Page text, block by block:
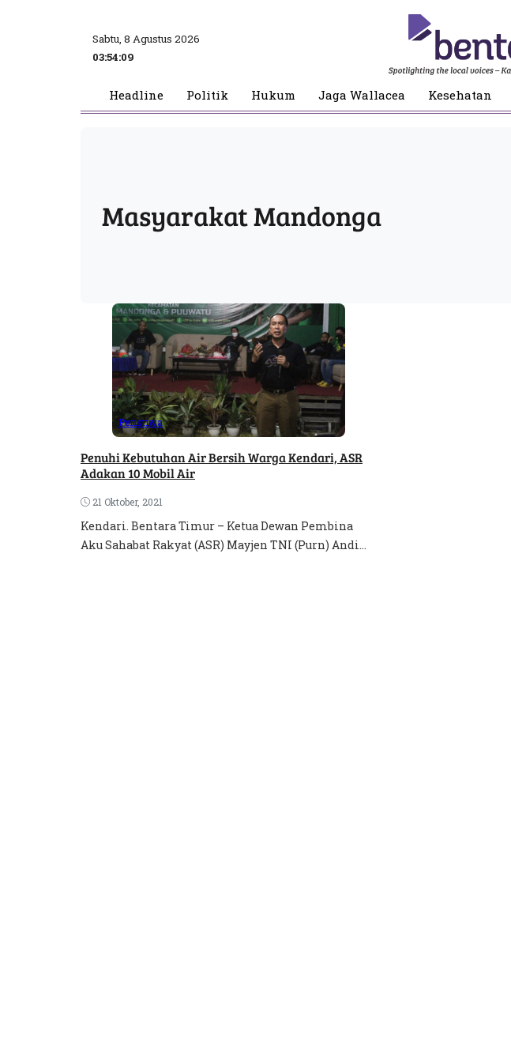
Sabtu, 8 Agustus 2026
03:54:10
Headline Politik Hukum Jaga Wallacea Kesehatan
Masyarakat Mandonga
Peristiwa
Penuhi Kebutuhan Air Bersih Warga Kendari, ASR
Adakan 10 Mobil Air
21 Oktober, 2021
Kendari. Bentara Timur – Ketua Dewan Pembina
Aku Sahabat Rakyat (ASR) Mayjen TNI (Purn) Andi...